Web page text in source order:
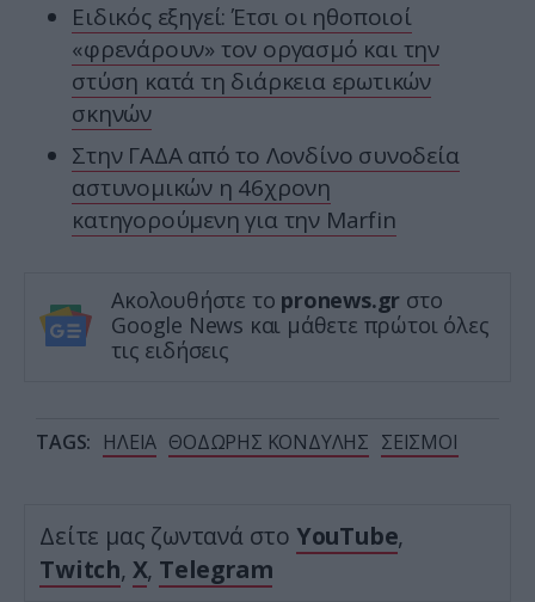
Ειδικός εξηγεί: Έτσι οι ηθοποιοί
«φρενάρουν» τον οργασμό και την
στύση κατά τη διάρκεια ερωτικών
σκηνών
Στην ΓΑΔΑ από το Λονδίνο συνοδεία
αστυνομικών η 46χρονη
κατηγορούμενη για την Marfin
Ακολουθήστε το pronews.gr στο
Google News και μάθετε πρώτοι όλες
τις ειδήσεις
TAGS: ΗΛΕΙΑ ΘΟΔΩΡΗΣ ΚΟΝΔΥΛΗΣ ΣΕΙΣΜΟΙ
Δείτε μας ζωντανά στο YouTube,
Twitch, X, Telegram